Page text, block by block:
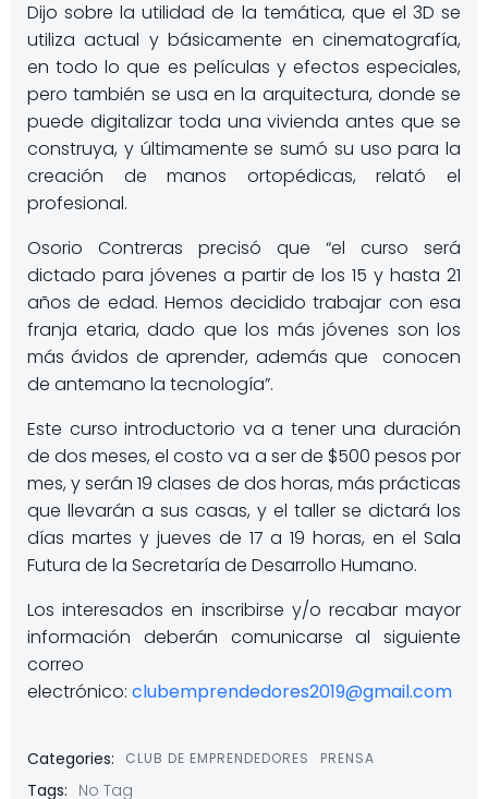
Dijo sobre la utilidad de la temática, que el 3D se
utiliza actual y básicamente en cinematografía,
en todo lo que es películas y efectos especiales,
pero también se usa en la arquitectura, donde se
puede digitalizar toda una vivienda antes que se
construya, y últimamente se sumó su uso para la
creación de manos ortopédicas, relató el
profesional.
Osorio Contreras precisó que “el curso será
dictado para jóvenes a partir de los 15 y hasta 21
años de edad. Hemos decidido trabajar con esa
franja etaria, dado que los más jóvenes son los
más ávidos de aprender, además que conocen
de antemano la tecnología”.
Este curso introductorio va a tener una duración
de dos meses, el costo va a ser de $500 pesos por
mes, y serán 19 clases de dos horas, más prácticas
que llevarán a sus casas, y el taller se dictará los
días martes y jueves de 17 a 19 horas, en el Sala
Futura de la Secretaría de Desarrollo Humano.
Los interesados en inscribirse y/o recabar mayor
información deberán comunicarse al siguiente
correo
electrónico: clubemprendedores2019@gmail.com
Categories: CLUB DE EMPRENDEDORES PRENSA
Tags: No Tag